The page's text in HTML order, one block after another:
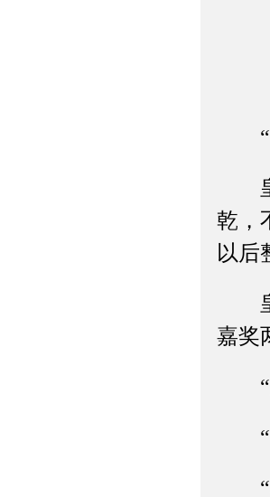
“
皇
乾，
以后
皇
嘉奖
“
“高
“